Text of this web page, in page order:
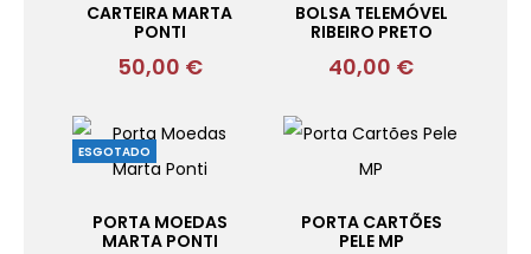
CARTEIRA MARTA
PONTI
50,00 €
BOLSA TELEMÓVEL
RIBEIRO PRETO
40,00 €
ESGOTADO
PORTA MOEDAS
MARTA PONTI
PORTA CARTÕES
PELE MP